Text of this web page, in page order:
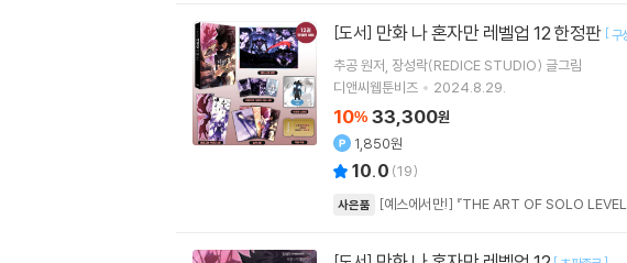
[도서] 만화 나 혼자만 레벨업 12 한정판 [구
추공원저 장성락(REDICE STUDIO) 글그림
디앤씨웹툰비즈
2024.8.29.
10% 33,300원
1,850원
10.0 (19)
사은품 [예스에서만!] 『THE ART OF SOLO